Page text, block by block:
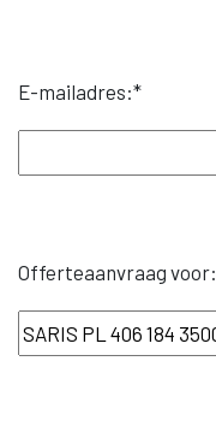
E-mailadres:*
Offerteaanvraag voor: